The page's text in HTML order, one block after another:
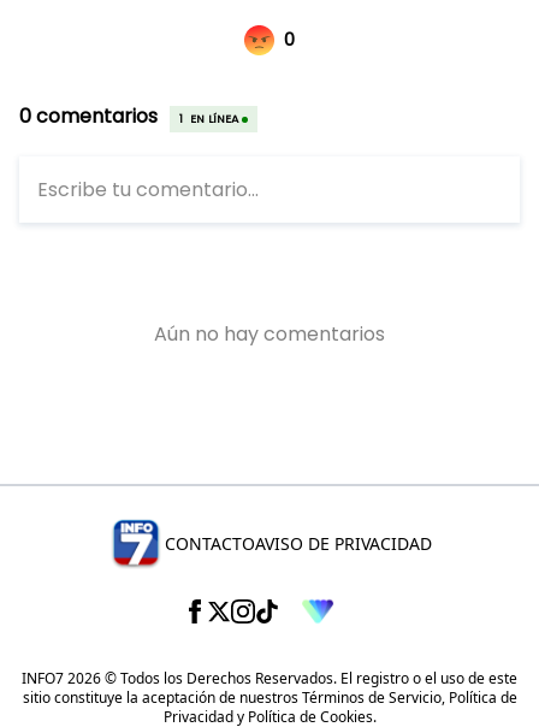
CONTACTOAVISO DE PRIVACIDAD
INFO7 2026 © Todos los Derechos Reservados. El registro o el uso de este
sitio constituye la aceptación de nuestrosTérminos de Servicio, Política de
Privacidady Política de Cookies.